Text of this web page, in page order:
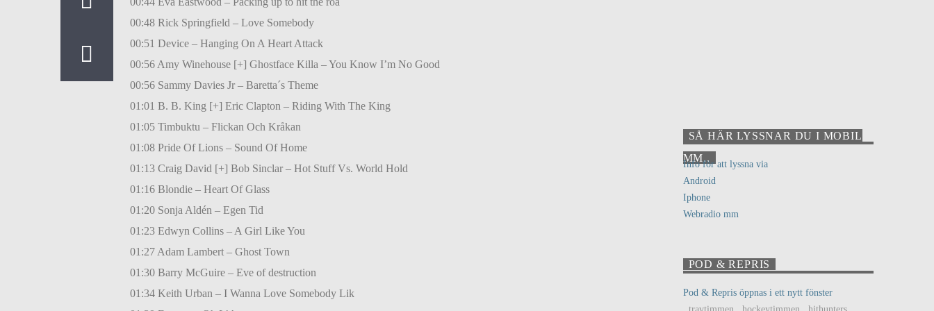
00:48 Rick Springfield – Love Somebody
00:51 Device – Hanging On A Heart Attack
00:56 Amy Winehouse [+] Ghostface Killa – You Know I’m No Good
00:56 Sammy Davies Jr – Baretta´s Theme
01:01 B. B. King [+] Eric Clapton – Riding With The King
01:05 Timbuktu – Flickan Och Kråkan
01:08 Pride Of Lions – Sound Of Home
01:13 Craig David [+] Bob Sinclar – Hot Stuff Vs. World Hold
01:16 Blondie – Heart Of Glass
01:20 Sonja Aldén – Egen Tid
01:23 Edwyn Collins – A Girl Like You
01:27 Adam Lambert – Ghost Town
01:30 Barry McGuire – Eve of destruction
01:34 Keith Urban – I Wanna Love Somebody Lik
SÅ HÄR LYSSNAR DU I MOBIL
MM..
Info för att lyssna via
Android
Iphone
Webradio mm
POD & REPRIS
Pod & Repris öppnas i ett nytt fönster